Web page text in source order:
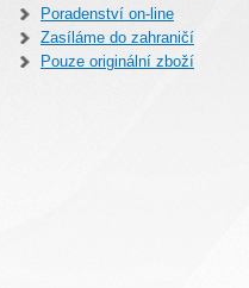
Poradenství on-line
Zasíláme do zahraničí
Pouze originální zboží